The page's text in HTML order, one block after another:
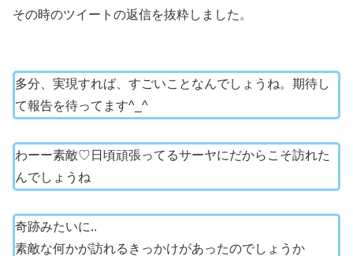
その時のツイートの返信を抜粋しました。
多分、実現すれば、すごいことなんでしょうね。期待し
て報告を待ってます^_^
わーー素敵♡日頃頑張ってるサーヤにだからこそ訪れた
んでしょうね
奇跡みたいに..
素敵な何かが訪れるきっかけがあったのでしょうか